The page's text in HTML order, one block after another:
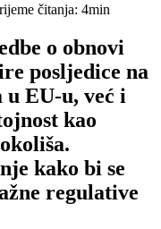
čitanja: 4min
o obnovi
posljedice na
u EU-u, već i
kao
kako bi se
regulative